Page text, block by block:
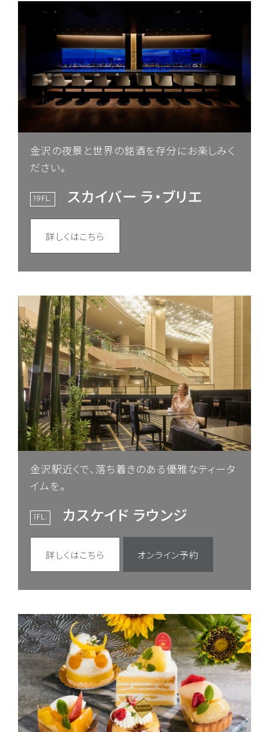
金沢の夜景と世界の銘酒を存分にお楽しみく
ださい。
スカイバー ラ・ブリエ
19FL.
詳しくはこちら
金沢駅近くで、落ち着きのある優雅なティータ
イムを。
カスケイド ラウンジ
1FL.
詳しくはこちら オンライン予約